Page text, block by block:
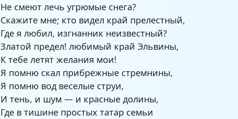
Не смеют лечь угрюмые снега?
Скажите мне; кто видел край прелестный,
Где я любил, изгнанник неизвестный?
Златой предел! любимый край Эльвины,
К тебе летят желания мои!
Я помню скал прибрежные стремнины,
Я помню вод веселые струи,
И тень, и шум — и красные долины,
Где в тишине простых татар семьи